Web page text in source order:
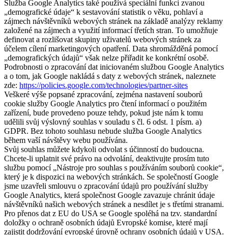
Služba Google Analytics také používá speciální funkci zvanou
„demografické údaje“ k sestavování statistik o věku, pohlaví a
zájmech návštěvníků webových stránek na základě analýzy reklamy
založené na zájmech a využití informací třetích stran. To umožňuje
definovat a rozlišovat skupiny uživatelů webových stránek za
účelem cílení marketingových opatření. Data shromážděná pomocí
„demografických údajů“ však nelze přiřadit ke konkrétní osobě.
Podrobnosti o zpracování dat iniciovaném službou Google Analytics
a o tom, jak Google nakládá s daty z webových stránek, naleznete
zde: https://policies.google.com/technologies/partner-sites
Veškeré výše popsané zpracování, zejména nastavení souborů
cookie služby Google Analytics pro čtení informací o použitém
zařízení, bude provedeno pouze tehdy, pokud jste nám k tomu
udělili svůj výslovný souhlas v souladu s čl. 6 odst. 1 písm. a)
GDPR. Bez tohoto souhlasu nebude služba Google Analytics
během vaší návštěvy webu používána.
Svůj souhlas můžete kdykoli odvolat s účinností do budoucna.
Chcete-li uplatnit své právo na odvolání, deaktivujte prosím tuto
službu pomocí „Nástroje pro souhlas s používáním souborů cookie“,
který je k dispozici na webových stránkách. Se společností Google
jsme uzavřeli smlouvu o zpracování údajů pro používání služby
Google Analytics, která společnost Google zavazuje chránit údaje
návštěvníků našich webových stránek a nesdílet je s třetími stranami.
Pro přenos dat z EU do USA se Google spoléhá na tzv. standardní
doložky o ochraně osobních údajů Evropské komise, které mají
zajistit dodržování evropské úrovně ochrany osobních údajů v USA.